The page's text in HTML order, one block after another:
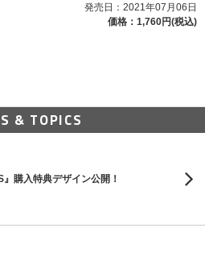
発売日：2021年07月06日
価格：1,760円(税込)
& TOPICS
購入特典デザイン公開！